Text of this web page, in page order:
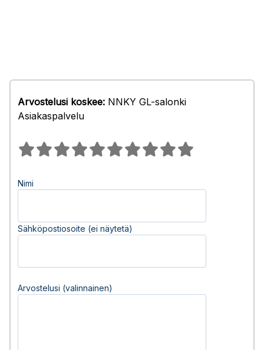
Arvostelusi koskee: NNKY GL-salonki
Asiakaspalvelu
Nimi
Sähköpostiosoite (ei näytetä)
Arvostelusi (valinnainen)